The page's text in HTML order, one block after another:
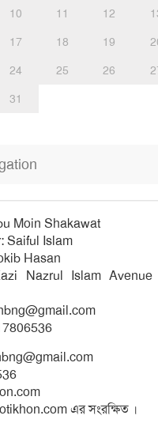
10 11 12
17 18 19
24 25 26
31
Moin Shakawat
Saiful Islam
Hasan
Nazrul Islam Avenue
এর সংরক্ষিত ।